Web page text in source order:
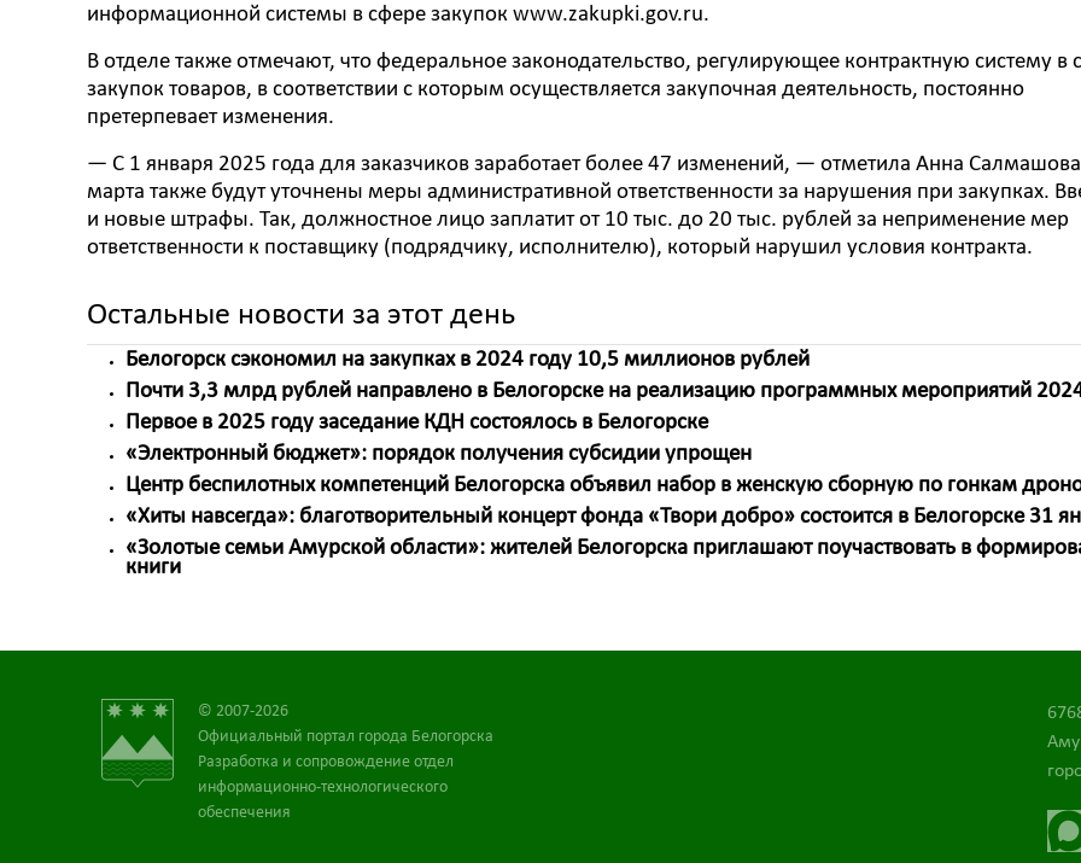
информационной системы в сфере закупок www.zakupki.gov.ru.
В отделе также отмечают, что федеральное законодательство, регулирующее контрактную систему в
закупок товаров, в соответствии с которым осуществляется закупочная деятельность, постоянно
претерпевает изменения.
— С 1 января 2025 года для заказчиков заработает более 47 изменений, — отметила Анна
марта также будут уточнены меры административной ответственности за нарушения при закупках.
и новые штрафы. Так, должностное лицо заплатит от 10 тыс. до 20 тыс. рублей за неприменение мер
ответственности к поставщику (подрядчику, исполнителю), который нарушил условия контракта.
Остальные новости за этот день
Белогорск сэкономил на закупках в 2024 году 10,5 миллионов рублей
Почти 3,3 млрд рублей направлено в Белогорске на реализацию программных мероприятий
Первое в 2025 году заседание КДН состоялось в Белогорске
«Электронный бюджет»: порядок получения субсидии упрощен
Центр беспилотных компетенций Белогорска объявил набор в женскую сборную по гонкам
«Хиты навсегда»: благотворительный концерт фонда «Твори добро» состоится в Белогорске 31
«Золотые семьи Амурской области»: жителей Белогорска приглашают поучаствовать в
книги
© 2007-2026
Официальный портал города Белогорска
Разработка и сопровождение отдел
информационно-технологического
обеспечения